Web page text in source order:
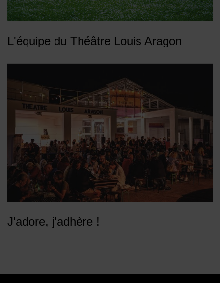
L'équipe du Théâtre Louis Aragon
J'adore, j'adhère !